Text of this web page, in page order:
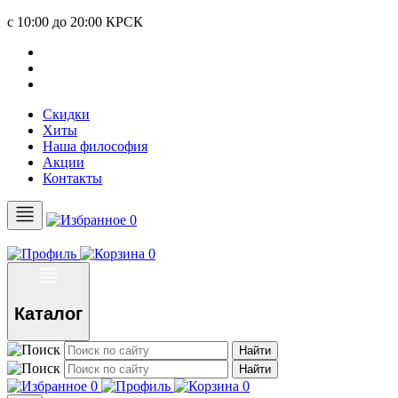
c 10:00 до 20:00 КРСК
Скидки
Хиты
Наша философия
Акции
Контакты
0
0
Каталог
Найти
Найти
0 0